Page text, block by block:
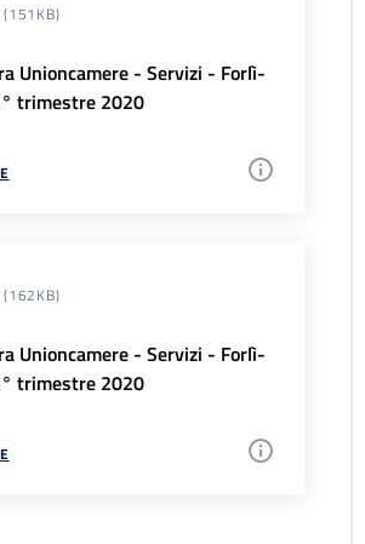
(151KB)
Unioncamere - Servizi - Forlì-
trimestre 2020
(162KB)
Unioncamere - Servizi - Forlì-
trimestre 2020